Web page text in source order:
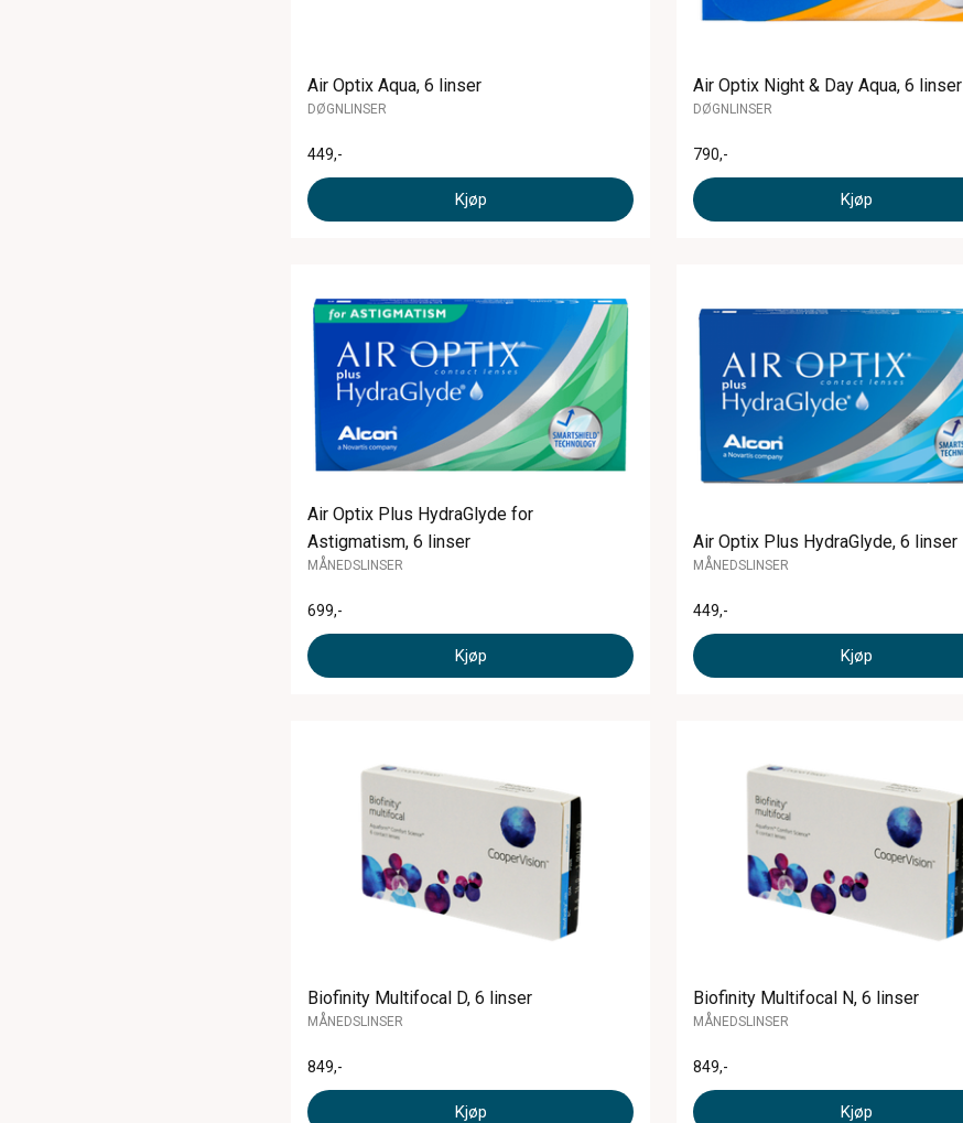
Air Optix Aqua, 6 linser
DØGNLINSER
449,-
Kjøp
Air Optix Night & Day Aqua, 6 linser
DØGNLINSER
790,-
Kjøp
Air Optix Plus HydraGlyde for
Astigmatism, 6 linser
MÅNEDSLINSER
699,-
Kjøp
Air Optix Plus HydraGlyde, 6 linser
MÅNEDSLINSER
449,-
Kjøp
Biofinity Multifocal D, 6 linser
MÅNEDSLINSER
849,-
Kjøp
Biofinity Multifocal N, 6 linser
MÅNEDSLINSER
849,-
Kjøp